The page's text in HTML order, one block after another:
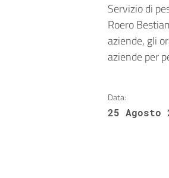
Servizio di
Roero
aziende, gli
aziende per
Data:
25 Agosto